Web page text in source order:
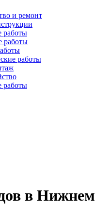
и ремонт
работы
работы
работы
работы
в Нижнем